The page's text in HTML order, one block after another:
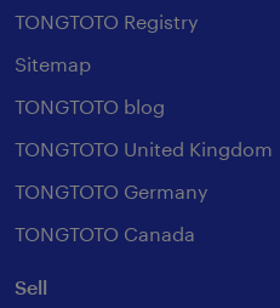
TONGTOTO Registry
Sitemap
TONGTOTO blog
TONGTOTO United Kingdom
TONGTOTO Germany
TONGTOTO Canada
Sell